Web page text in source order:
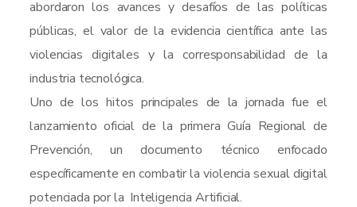
abordaron los avances y desafíos de las políticas
públicas, el valor de la evidencia científica ante las
violencias digitales y la corresponsabilidad de la
industria tecnológica.
Uno de los hitos principales de la jornada fue el
lanzamiento oficial de la primera Guía Regional de
Prevención, un documento técnico enfocado
específicamente en combatir la violencia sexual digital
potenciada por la Inteligencia Artificial.